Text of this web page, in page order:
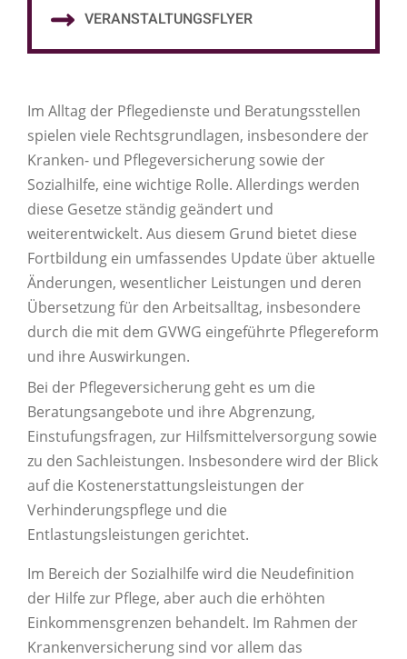
VERANSTALTUNGSFLYER
Im Alltag der Pflegedienste und Beratungsstellen
spielen viele Rechtsgrundlagen, insbesondere der
Kranken- und Pflegeversicherung sowie der
Sozialhilfe, eine wichtige Rolle. Allerdings werden
diese Gesetze ständig geändert und
weiterentwickelt. Aus diesem Grund bietet diese
Fortbildung ein umfassendes Update über aktuelle
Änderungen, wesentlicher Leistungen und deren
Übersetzung für den Arbeitsalltag, insbesondere
durch die mit dem GVWG eingeführte Pflegereform
und ihre Auswirkungen.
Bei der Pflegeversicherung geht es um die
Beratungsangebote und ihre Abgrenzung,
Einstufungsfragen, zur Hilfsmittelversorgung sowie
zu den Sachleistungen. Insbesondere wird der Blick
auf die Kostenerstattungsleistungen der
Verhinderungspflege und die
Entlastungsleistungen gerichtet.
Im Bereich der Sozialhilfe wird die Neudefinition
der Hilfe zur Pflege, aber auch die erhöhten
Einkommensgrenzen behandelt. Im Rahmen der
Krankenversicherung sind vor allem das